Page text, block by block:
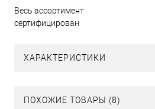
Весь ассортимент
сертифицирован
ХАРАКТЕРИСТИКИ
ПОХОЖИЕ ТОВАРЫ (8)